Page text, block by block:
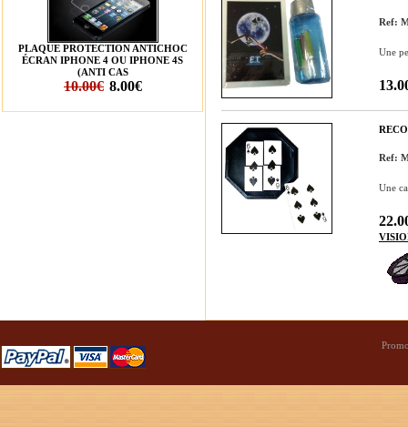
PLAQUE PROTECTION ANTICHOC
ÉCRAN IPHONE 4 OU IPHONE 4S
(ANTI CAS
10.00€ 8.00€
Ref:
Une
Ref:
Une